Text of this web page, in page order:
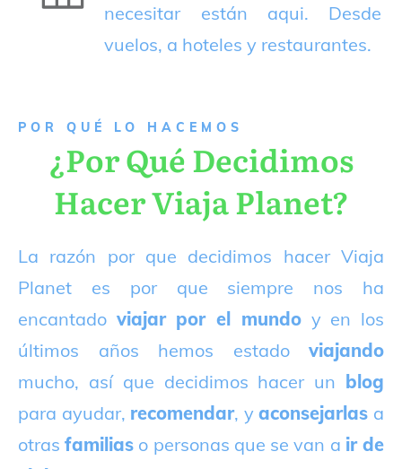
necesitar están aqui. Desde
vuelos, a hoteles y restaurantes.
P OR QUÉ LO HACEMOS
¿Por Qué Decidimos
Hacer Viaja Planet?
La razón por que decidimos hacer Viaja
Planet es por que siempre nos ha
encantado viajar por el mundoy en los
últimos años hemos estado viajando
mucho, así que decidimos hacer un blog
para ayudar, recomendar, yaconsejarlas a
otrasfamilias o personas que se van a ir de